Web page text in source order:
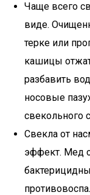
Чаще всего
виде.
терке или
кашицы
разбавить
носовые
свекольного
Свекла от
эффект. Мед